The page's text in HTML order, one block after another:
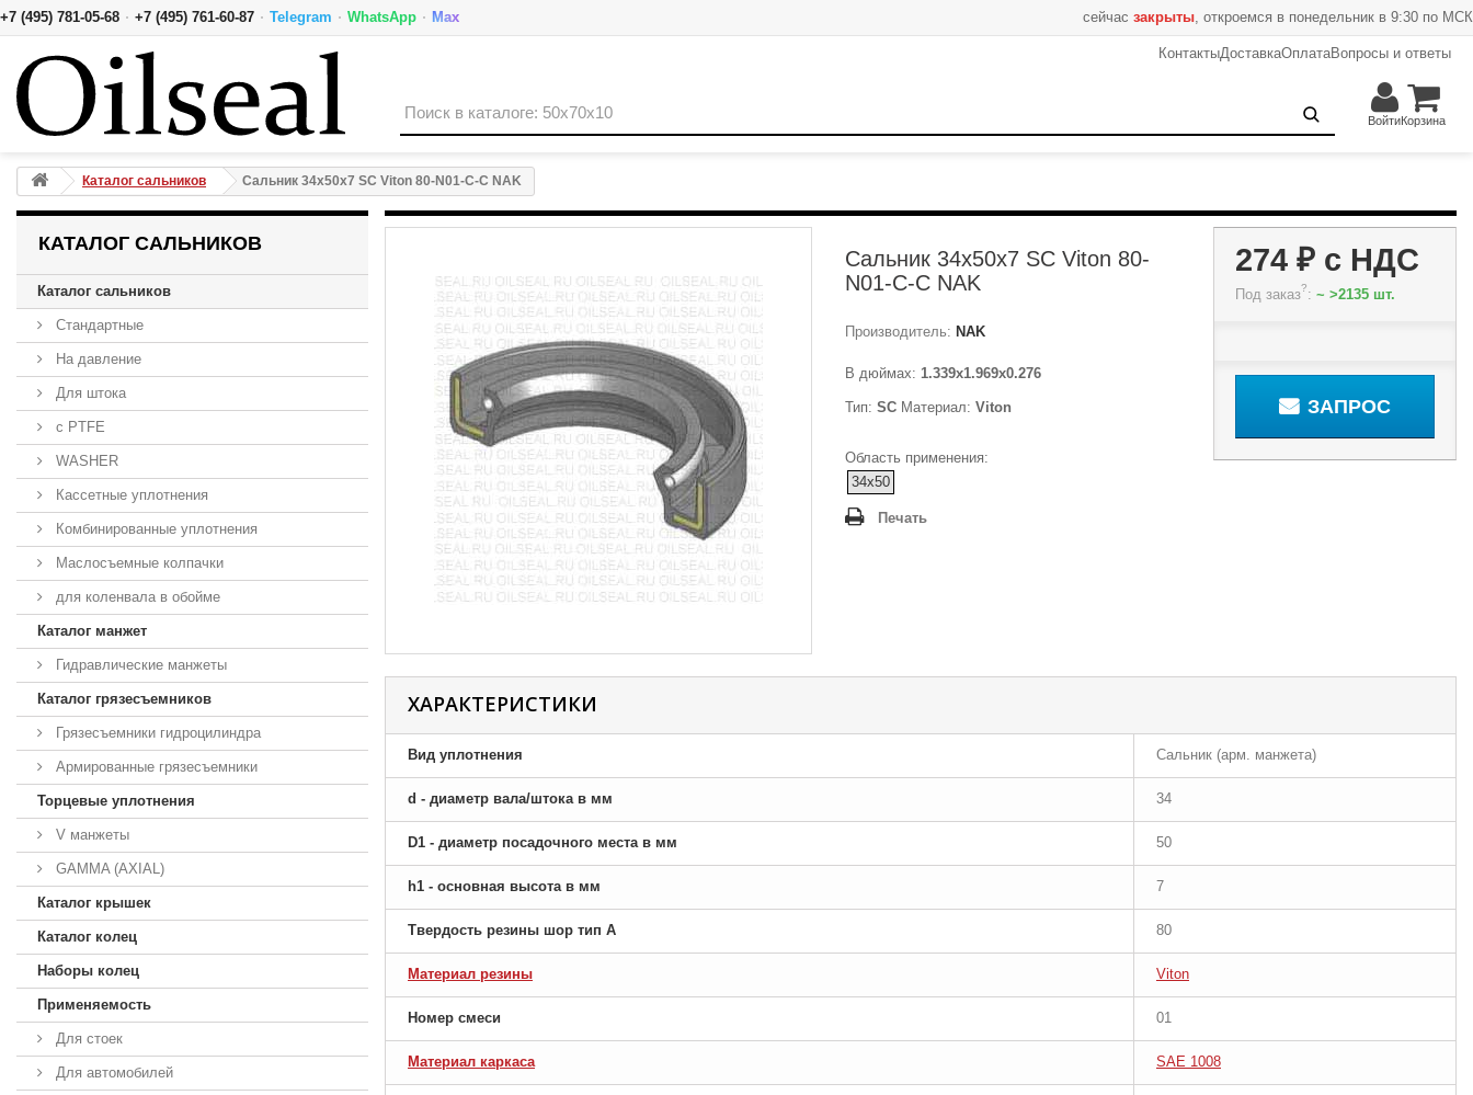
+7 (495) 781-05-68 · +7 (495) 761-60-87 · Telegram · WhatsApp · Max сейчас закрыты, откроемся в понедельник в 9:30 по МСК
КонтактыДоставкаОплатаВопросы и ответы
ВойтиКорзина
Каталог сальников Сальник 34x50x7 SC Viton 80-N01-C-C NAK
КАТАЛОГ САЛЬНИКОВ
Каталог сальников
Стандартные
На давление
Для штока
с PTFE
WASHER
Кассетные уплотнения
Комбинированные уплотнения
Маслосъемные колпачки
для коленвала в обойме
Каталог манжет
Гидравлические манжеты
Каталог грязесъемников
Грязесъемники гидроцилиндра
Армированные грязесъемники
Торцевые уплотнения
V манжеты
GAMMA (AXIAL)
Каталог крышек
Каталог колец
Наборы колец
Применяемость
Для стоек
Для автомобилей
Сальник 34x50x7 SC Viton 80-
N01-C-C NAK
Производитель: NAK
В дюймах: 1.339x1.969x0.276
Тип: SC Материал: Viton
Область применения:
34x50
Печать
274 ₽с НДС
Под заказ?: ~ >2135 шт.
ЗАПРОС
Сальник 34x50x7 SC Viton 80-N01-C-C NAK 274 ₽ Запрос
ХАРАКТЕРИСТИКИ
Вид уплотнения Сальник (арм. манжета)
d - диаметр вала/штока в мм 34
D1 - диаметр посадочного места в мм 50
h1 - основная высота в мм 7
Твердость резины шор тип A 80
Материал резины Viton
Номер смеси 01
Материал каркаса SAE 1008